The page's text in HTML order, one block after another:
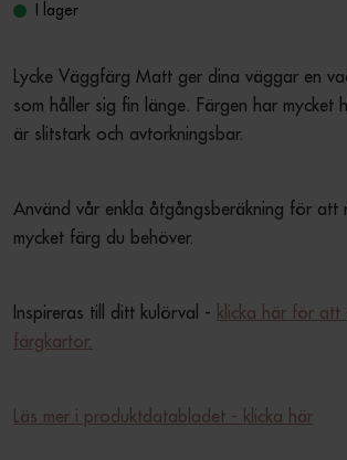
I lager
Lycke Väggfärg Matt ger dina väggar en
som håller sig fin länge. Färgen har mycket
är slitstark och avtorkningsbar.
Använd vår enkla åtgångsberäkning för att
mycket färg du behöver.
Inspireras till ditt kulörval - klicka här för att
färgkartor.
Läs mer i produktdatabladet - klicka här